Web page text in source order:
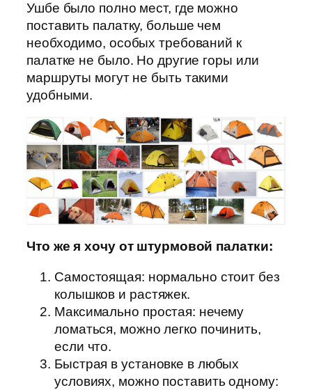
Ушбе было полно мест, где можно
поставить палатку, больше чем
необходимо, особых требований к
палатке не было. Но другие горы или
маршруты могут не быть такими
удобными.
Что же я хочу от штурмовой палатки:
Самостоящая: нормально стоит без
колышков и растяжек.
Максимально простая: нечему
ломаться, можно легко починить,
если что.
Быстрая в установке в любых
условиях, можно поставить одному: